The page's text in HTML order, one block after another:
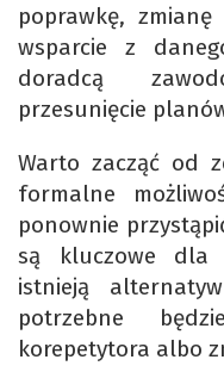
poprawkę,
wsparcie z
doradcą
przesunięcie
Warto zacząć od
formalne
ponownie
są kluczowe dla
istnieją
potrzebne
korepetytora albo